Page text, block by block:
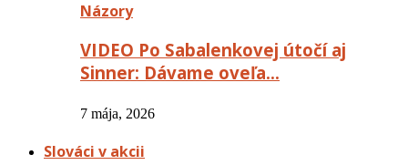
Názory
VIDEO Po Sabalenkovej útočí aj
Sinner: Dávame oveľa…
7 mája, 2026
Slováci v akcii